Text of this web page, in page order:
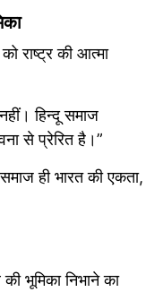
राष्ट्र की आत्मा
नहीं। हिन्दू समाज
से प्रेरित है।”
ही भारत की एकता,
भूमिका निभाने का